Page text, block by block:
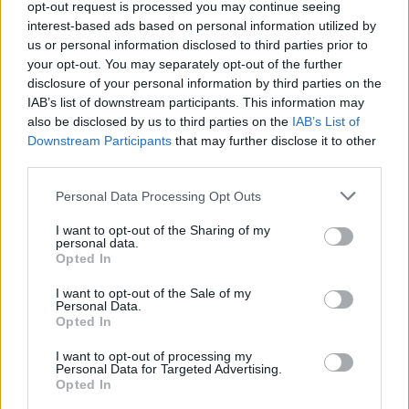
opt-out request is processed you may continue seeing
interest-based ads based on personal information utilized by
us or personal information disclosed to third parties prior to
your opt-out. You may separately opt-out of the further
disclosure of your personal information by third parties on the
IAB’s list of downstream participants. This information may
also be disclosed by us to third parties on the IAB’s List of
Downstream Participants that may further disclose it to other
Personal Data Processing Opt Outs
I want to opt-out of the Sharing of my
personal data.
Opted In
I want to opt-out of the Sale of my
Personal Data.
Opted In
I want to opt-out of processing my
Personal Data for Targeted Advertising.
Opted In
zur Skandalnummer. Diverse Radiosender boykottierten
den Song, trotzdem – oder gerade deshalb – hielt sich
„Jeanny“ ganze 22 Wochen auf Platz 1 der deutschen
Charts.
Falco kam als Johann „Hans“ Hölzel am 19. Februar
1957 in Wien als einziger Überlebender von Drillingen zur
Welt. 2017 wäre er 60 Jahre alt geworden. Als Hans
zehn Jahre alt war, verließ Vater Alois die Familie, so dass
er bis zu seinem Tod ein inniges Verhältnis hatte.
Dominikanische Republik, um den Leichnam seines
verunglückten Freundes persönlich in einem seiner Jets
nach Wien zu fliegen. An Falcos Beerdigung waren rund
4’000 Fans und Freunde anwesend. Die Hells Angels